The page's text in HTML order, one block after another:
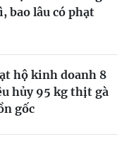
bao lâu có phạt
hộ kinh doanh 8
hủy 95 kg thịt gà
gốc